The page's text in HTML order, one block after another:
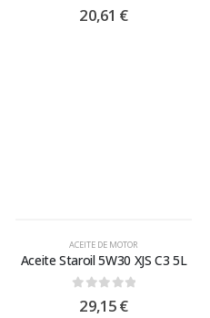
out of 5
20,61 €
ACEITE DE MOTOR
Aceite Staroil 5W30 XJS C3 5L
out of 5
29,15€